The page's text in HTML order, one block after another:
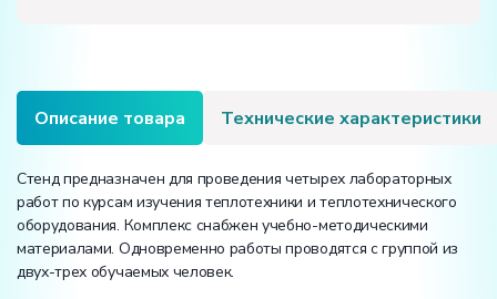
Описание товара Технические характеристики
Стенд предназначен для проведения четырех лабораторных
работ по курсам изучения теплотехники и теплотехнического
оборудования. Комплекс снабжен учебно-методическими
материалами. Одновременно работы проводятся с группой из
двух-трех обучаемых человек.